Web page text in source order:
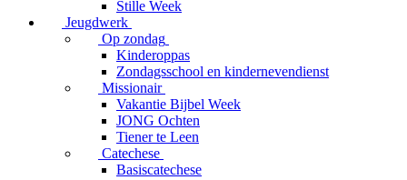
Stille Week
Jeugdwerk
Op zondag
Kinderoppas
Zondagsschool en kindernevendienst
Missionair
Vakantie Bijbel Week
JONG Ochten
Tiener te Leen
Catechese
Basiscatechese